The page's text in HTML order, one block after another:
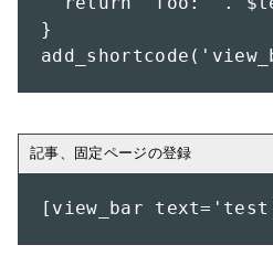
}
[view_bar